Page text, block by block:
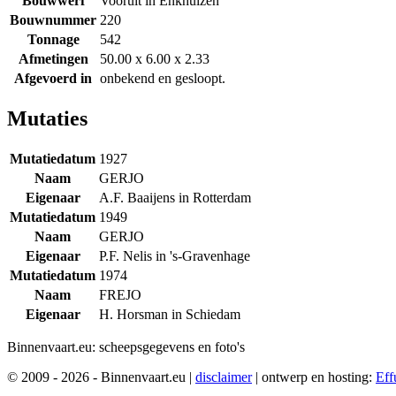
Bouwnummer 220
Tonnage
542
Afmetingen
50.00 x 6.00 x 2.33
Afgevoerd in onbekend en gesloopt.
Mutaties
Mutatiedatum 1927
Naam
GERJO
Eigenaar
A.F. Baaijens in Rotterdam
Mutatiedatum 1949
Naam
GERJO
Eigenaar
P.F. Nelis in 's-Gravenhage
Mutatiedatum 1974
Naam
FREJO
Eigenaar
H. Horsman in Schiedam
Binnenvaart.eu: scheepsgegevens en foto's
© 2009 - 2026 - Binnenvaart.eu | disclaimer | ontwerp en hosting: